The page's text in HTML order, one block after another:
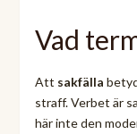
Vad
Att sakfälla
straff. Verbet är
här inte den